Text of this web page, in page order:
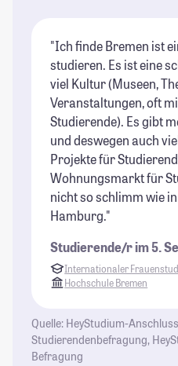
"Ich finde Bremen ist
studieren. Es ist eine
viel Kultur (Museen,
Veranstaltungen, oft
Studierende). Es gibt
und deswegen auch
Projekte für
Wohnungsmarkt für
nicht so schlimm wie
Hamburg."
Studierende/r im 5.
Internationaler
Hochschule Bremen
Quelle: HeyStudium-
Studierendenbefragung,
Befragung